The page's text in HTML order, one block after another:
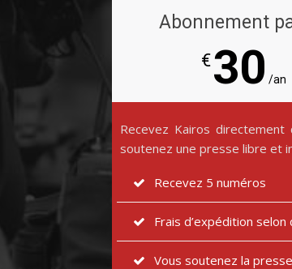
Abonnement
€30 /an
Recevez Kairos
soutenez une presse libre et
Recevez 5 numéros
Frais d’expédition selon
Vous soutenez la